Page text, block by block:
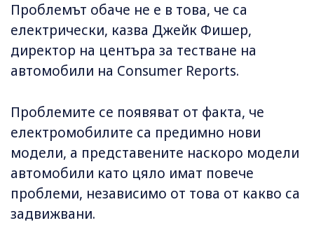
Проблемът обаче не е в това, че са
електрически, казва Джейк Фишер,
директор на центъра за тестване на
автомобили на Consumer Reports.
Проблемите се появяват от факта, че
електромобилите са предимно нови
модели, а представените наскоро модели
автомобили като цяло имат повече
проблеми, независимо от това от какво са
задвижвани.